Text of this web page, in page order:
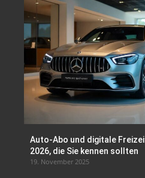
Auto-Abo und digitale
2026, die Sie kennen sollten
19. November 2025